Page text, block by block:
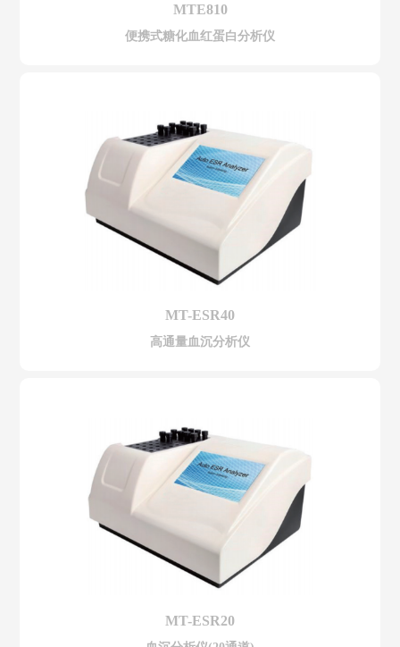
MTE810
便携式糖化血红蛋白分析仪
MT-ESR40
高通量血沉分析仪
MT-ESR20